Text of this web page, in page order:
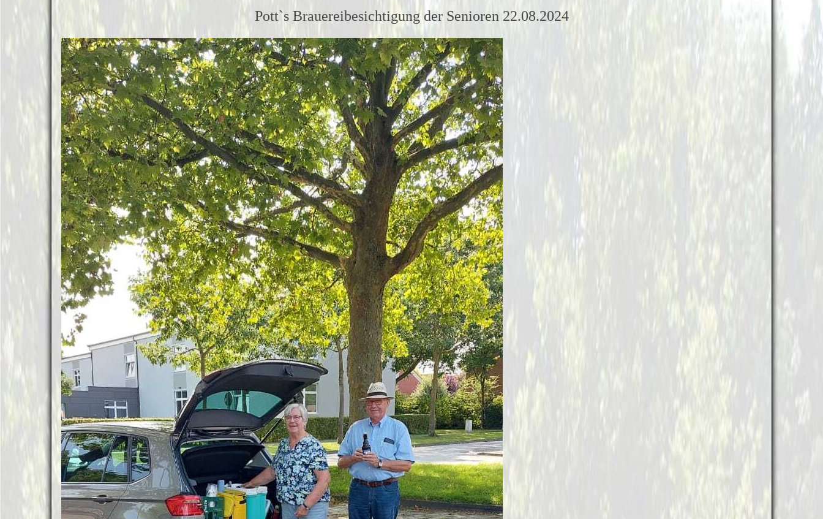
Pott`s Brauereibesichtigung der Senioren 22.08.2024